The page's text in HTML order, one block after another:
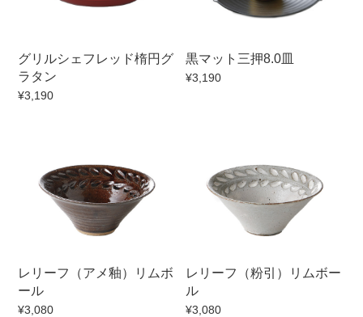
小皿 中皿・取皿
長皿・さんま皿 付出皿
小丼 ラーメン鉢・中華食器
ポット 急須
マグカップ 蓋付マグ
グリルシェフレッド楕円グ
ラタン
¥3,190
黒マット三押8.0皿
¥3,190
レリーフ（アメ釉）リムボ
ール
¥3,080
レリーフ（粉引）リムボー
ル
¥3,080